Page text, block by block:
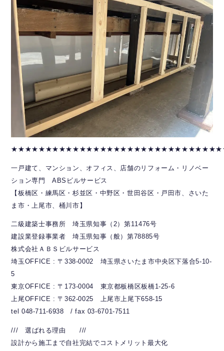
一戸建て、マンション、オフィス、店舗のリフォーム・リノベー
ション専門 ABSビルサービス
【板橋区・練馬区・杉並区・中野区・世田谷区・戸田市、さいた
ま市・上尾市、桶川市】
二級建築士事務所 埼玉県知事（2）第11476号
建設業登録事業者 埼玉県知事（般）第78885号
株式会社ＡＢＳビルサービス
埼玉OFFICE : 〒338-0002 埼玉県さいたま市中央区下落合5-10-
5
東京OFFICE : 〒173-0004 東京都板橋区板橋1-25-6
上尾OFFICE : 〒362-0025 上尾市上尾下658-15
tel 048-711-6938 / fax 03-6701-7511
/// 選ばれる理由 ///
設計から施工まで自社完結でコストメリット最大化